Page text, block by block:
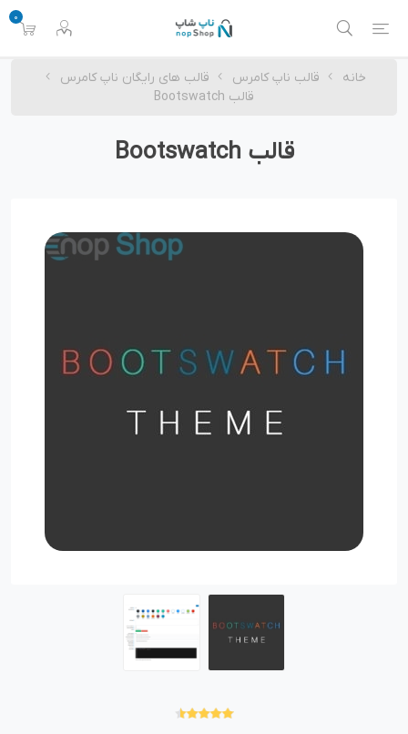
0
خانه قالب ناپ کامرس
قالب های رایگان ناپ کامرس
قالب Bootswatch
قالب Bootswatch